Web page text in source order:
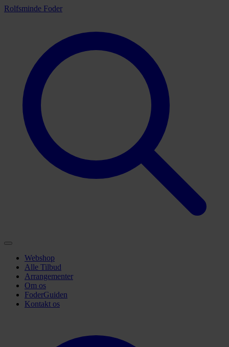
Rolfsminde Foder
Webshop
Alle Tilbud
Arrangementer
Om os
FoderGuiden
Kontakt os